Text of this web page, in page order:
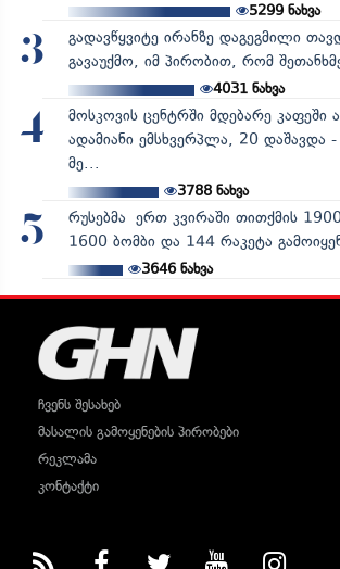
5299ნახვა
3
გადავწყვიტე ირანზე დაგეგმილი
გავაუქმო, იმ პირობით, რომ
4031ნახვა
4
მოსკოვის ცენტრში მდებარე კაფეში
ადამიანი ემსხვერპლა, 20 დაშავდა
მე...
3788ნახვა
5
რუსებმა ერთ კვირაში თითქმის
1600 ბომბი და 144 რაკეტა
3646ნახვა
ჩვენს შესახებ
მასალის გამოყენების პირობები
რეკლამა
კონტაქტი